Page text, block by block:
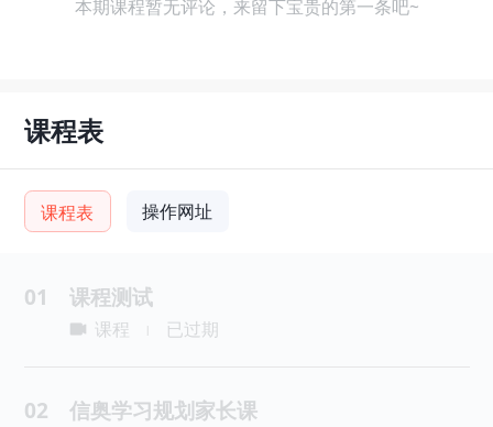
本期课程暂无评论，来留下宝贵的第一条吧~
课程表
课程表 操作网址
01 课程测试
课程 已过期
02 信奥学习规划家长课